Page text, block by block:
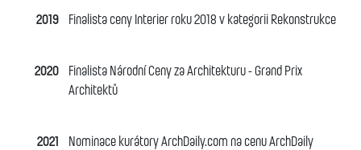
2019 Finalista ceny Interier roku 2018 v kategorii Rekonstrukce
2020
Finalista Národní Ceny za Architekturu - Grand Prix
Architektů
2021 Nominace kurátory ArchDaily.com na cenuArchDaily